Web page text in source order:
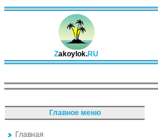
Zakoylok.RU
Главное меню
Главная